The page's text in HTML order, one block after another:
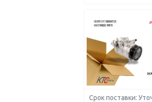
Срок поставки: